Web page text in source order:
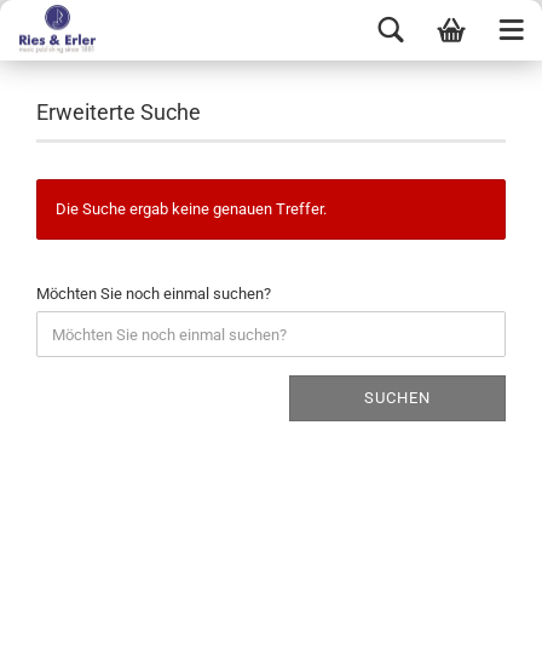
Erweiterte Suche
Die Suche ergab keine genauen Treffer.
Möchten Sie noch einmal suchen?
SUCHEN